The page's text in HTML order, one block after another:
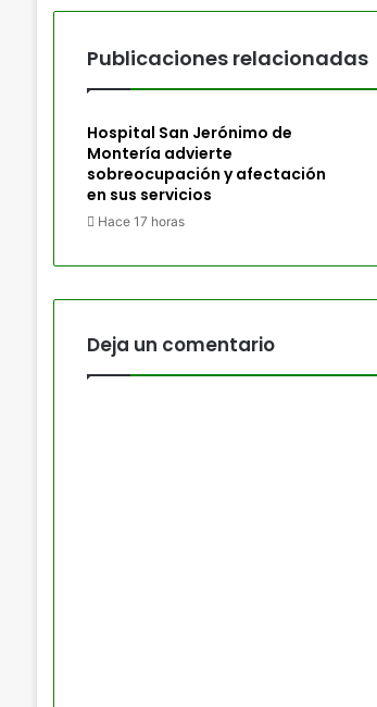
Publicaciones relacionadas
Hospital San Jerónimo de
Montería advierte
sobreocupación y afectación
en sus servicios
Hace 17 horas
Deja un comentario